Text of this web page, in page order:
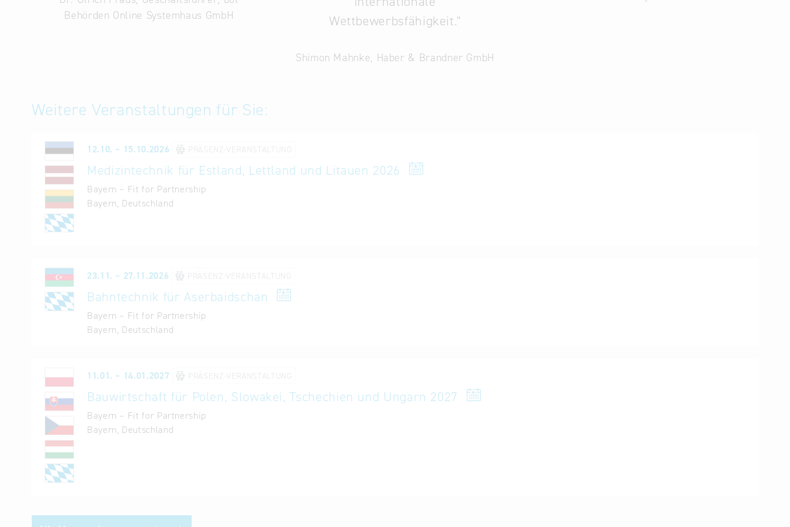
BAYERN INTERNATIONAL
Bayerisches Staatsministerium für Wirtschaft, Landesentwicklung und Energie
Behörden Online Systemhaus GmbH
Wettbewerbsfähigkeit."
Shimon Mahnke, Haber & Brandner GmbH
Weitere Veranstaltungen für Sie:
12.10. – 15.10.2026 PRÄSENZ-VERANSTALTUNG
Medizintechnik für Estland, Lettland und Litauen 2026
Bayern – Fit for Partnership
Bayern, Deutschland
23.11. – 27.11.2026 PRÄSENZ-VERANSTALTUNG
Bahntechnik für Aserbaidschan
Bayern – Fit for Partnership
Bayern, Deutschland
11.01. – 14.01.2027 PRÄSENZ-VERANSTALTUNG
Bauwirtschaft für Polen, Slowakei, Tschechien und Ungarn 2027
Bayern – Fit for Partnership
Bayern, Deutschland